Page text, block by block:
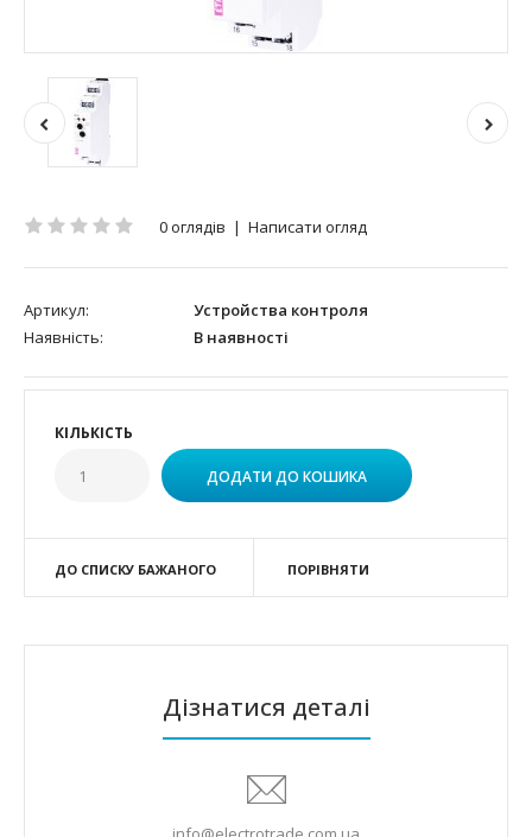
0 оглядів | Написати огляд
Артикул:
Устройства контроля
Наявність:
В наявності
КІЛЬКІСТЬ
ДО СПИСКУ БАЖАНОГО ПОРІВНЯТИ
Дізнатися деталі